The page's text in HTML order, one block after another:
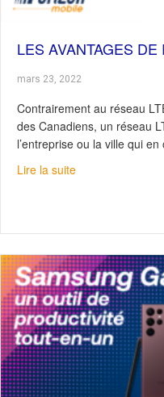
LES AVANTAGES
mars 23, 2022
Contrairement au réseau
des Canadiens, un réseau
l’entreprise ou la ville qui
Lire la suiteabout Les